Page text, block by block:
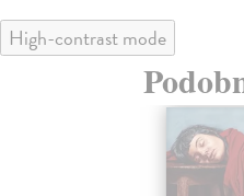
High-contrast mode